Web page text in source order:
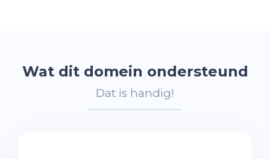
Wat dit domein ondersteund
Dat is handig!